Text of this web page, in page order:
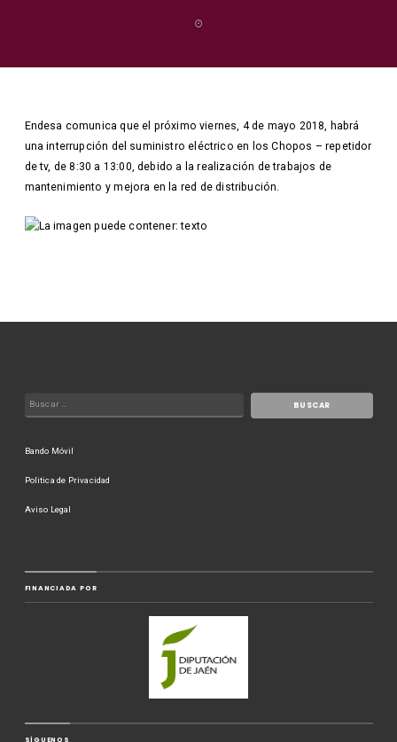
Endesa comunica que el próximo viernes, 4 de mayo 2018, habrá
una interrupción del suministro eléctrico en los Chopos – repetidor
de tv, de 8:30 a 13:00, debido a la realización de trabajos de
mantenimiento y mejora en la red de distribución.
Bando Móvil
Politica de Privacidad
Aviso Legal
FINANCIADA POR